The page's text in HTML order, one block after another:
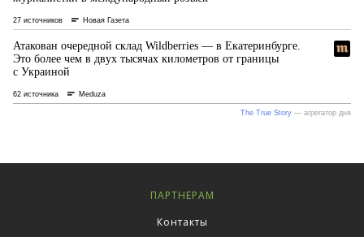
ПАРТНЕРАМ
Контакты